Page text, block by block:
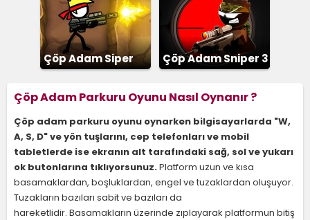
Çöp Adam Siper
Çöp Adam Sniper 3
Çöp Adam Parkuru Oyunu Nasıl Oynanır ?
Çöp adam parkuru oyunu oynarken bilgisayarlarda "W,
A, S, D" ve yön tuşlarını, cep telefonları ve mobil
tabletlerde ise ekranın alt tarafındaki sağ, sol ve yukarı
ok butonlarına tıklıyorsunuz.Platform uzun ve kısa
basamaklardan, boşluklardan, engel ve tuzaklardan oluşuyor.
Tuzakların bazıları sabit ve bazıları da
hareketlidir. Basamakların üzerinde zıplayarak platformun bitiş